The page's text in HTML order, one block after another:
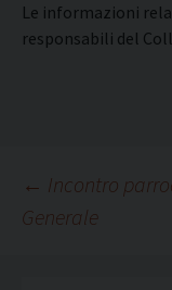
Le informazioni
responsabili del
← Incontro
Generale